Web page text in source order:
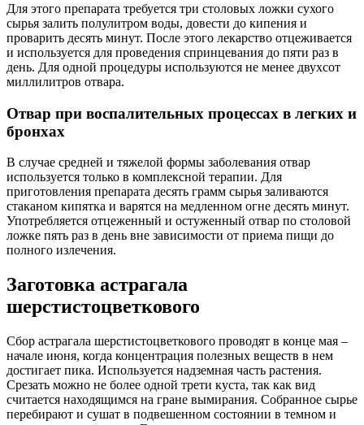
Для этого препарата требуется три столовых ложки сухого
сырья залить полулитром воды, довести до кипения и
проварить десять минут. После этого лекарство отцеживается
и используется для проведения спринцевания до пяти раз в
день. Для одной процедуры используются не менее двухсот
миллилитров отвара.
Отвар при воспалительных процессах в легких и
бронхах
В случае средней и тяжелой формы заболевания отвар
используется только в комплексной терапии. Для
приготовления препарата десять грамм сырья заливаются
стаканом кипятка и варятся на медленном огне десять минут.
Употребляется отцеженный и остуженный отвар по столовой
ложке пять раз в день вне зависимости от приема пищи до
полного излечения.
Заготовка астрагала
шерстистоцветкового
Сбор астрагала шерстистоцветкового проводят в конце мая –
начале июня, когда концентрация полезных веществ в нем
достигает пика. Используется надземная часть растения.
Срезать можно не более одной трети куста, так как вид
считается находящимся на гране вымирания. Собранное сырье
перебирают и сушат в подвешенном состоянии в темном и